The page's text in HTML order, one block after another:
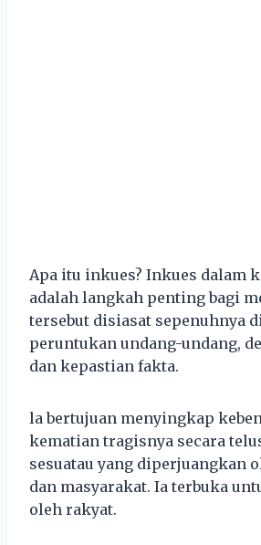
Apa itu inkues? Inkues dalam
adalah langkah penting bagi
tersebut disiasat sepenuhnya
peruntukan undang-undang,
dan kepastian fakta.
la bertujuan menyingkap
kematian tragisnya secara
sesuatau yang diperjuangkan
dan masyarakat. Ia terbuka
oleh rakyat.